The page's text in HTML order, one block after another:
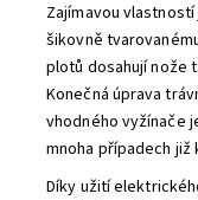
Zajímavou
šikovně
plotů dosahují nože
Konečná úprava
vhodného vyžínače
mnoha případech již
Díky užití